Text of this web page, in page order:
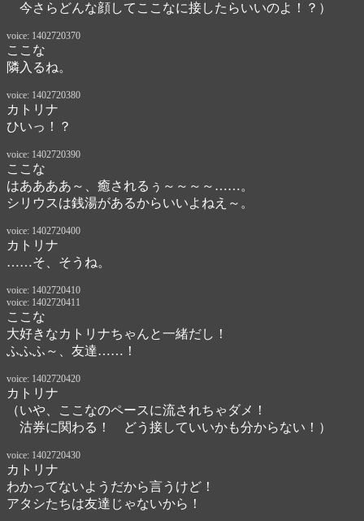
今さらどんな顔してここなに接したらいいのよ！？）
voice: 1402720370
ここな
隣入るね。
voice: 1402720380
カトリナ
ひいっ！？
voice: 1402720390
ここな
はああああ～、癒されるぅ～～～～……。
シリウスは銭湯があるからいいよねえ～。
voice: 1402720400
カトリナ
……そ、そうね。
voice: 1402720410
voice: 1402720411
ここな
大好きなカトリナちゃんと一緒だし！
ふふふ～、友達……！
voice: 1402720420
カトリナ
（いや、ここなのペースに流されちゃダメ！
沽券に関わる！　どう接していいかも分からない！）
voice: 1402720430
カトリナ
わかってないようだから言うけど！
アタシたちは友達じゃないから！